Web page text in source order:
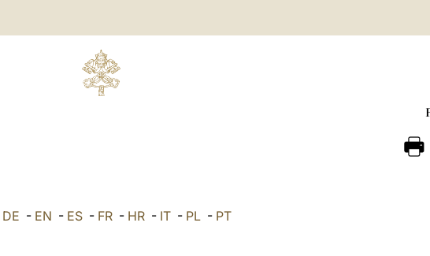
DE - EN - ES- FR- HR- IT- PL- PT